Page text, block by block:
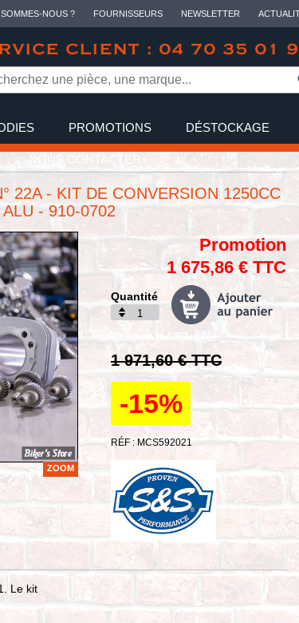
NOUS ? FOURNISSEURS NEWSLETTER
CLIENT : 04 70 35 01
PROMOTIONS DÉSTOCKAGE
NOUS CONTACTER
22A - KIT DE CONVERSION 1250CC
- 910-0702
ZOOM
Promotion
1 675,86 € TTC
Quantité
1 971,60 € TTC
-15%
RÉF : MCS592021
Le kit